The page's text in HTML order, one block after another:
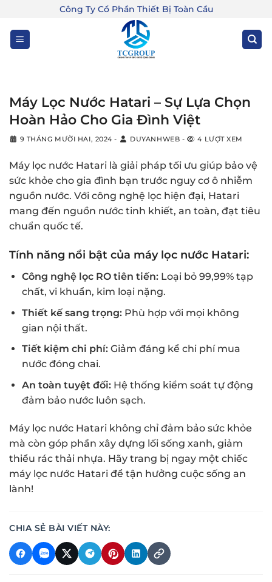
dung
Công Ty Cổ Phần Thiết Bị Toàn Cầu
Máy Lọc Nước Hatari – Sự Lựa Chọn
Hoàn Hảo Cho Gia Đình Việt
9 THÁNG MƯỜI HAI, 2024- DUYANHWEB - 4 LƯỢT XEM
Máy lọc nước Hatari là giải pháp tối ưu giúp bảo vệ
sức khỏe cho gia đình bạn trước nguy cơ ô nhiễm
nguồn nước. Với công nghệ lọc hiện đại, Hatari
mang đến nguồn nước tinh khiết, an toàn, đạt tiêu
chuẩn quốc tế.
Tính năng nổi bật của máy lọc nước Hatari:
Công nghệ lọc RO tiên tiến:Loại bỏ 99,99% tạp
chất, vi khuẩn, kim loại nặng.
Thiết kế sang trọng:Phù hợp với mọi không
gian nội thất.
Tiết kiệm chi phí:Giảm đáng kể chi phí mua
nước đóng chai.
An toàn tuyệt đối:Hệ thống kiểm soát tự động
đảm bảo nước luôn sạch.
Máy lọc nước Hatari không chỉ đảm bảo sức khỏe
mà còn góp phần xây dựng lối sống xanh, giảm
thiểu rác thải nhựa. Hãy trang bị ngay một chiếc
máy lọc nước Hatari để tận hưởng cuộc sống an
lành!
CHIA SẺ BÀI VIẾT NÀY: